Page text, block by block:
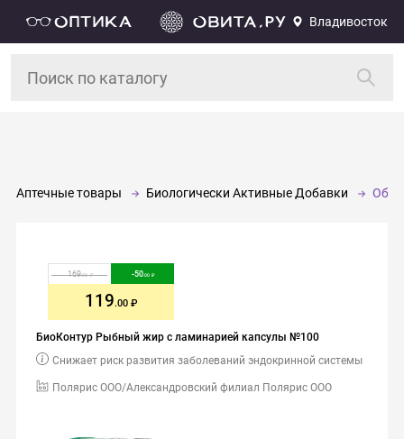
Владивосток
Аптечные товары Биологически Активные Добавки
БиоКонтур Рыбный жир с ламинарией капсулы №100
Полярис ООО/Александровский филиал Полярис ООО
Снижает риск развития заболеваний эндокринной системы
169.00 -50.00
119.00